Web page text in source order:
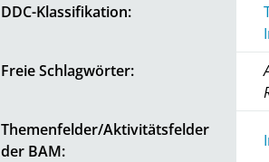
DDC-Klassifikation:
Freie Schlagwörter:
Themenfelder/Aktivitätsfelder
der BAM: